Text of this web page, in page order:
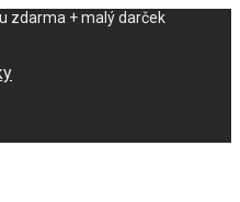
zdarma + malý darček